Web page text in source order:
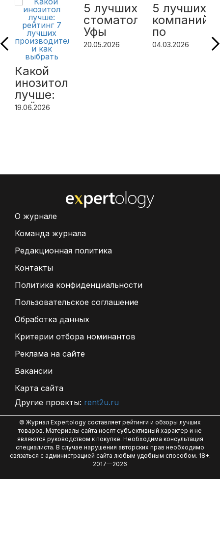
Какой
инозитол
лучше:
рейтинг
19.06.2026
5 лучших
стоматологий
Уфы
20.05.2026
5 лучших
компаний
по
04.03.2026
О журнале
Команда журнала
Редакционная политика
Контакты
Политика конфиденциальности
Пользовательское соглашение
Обработка данных
Критерии отбора номинантов
Реклама на сайте
Вакансии
Карта сайта
Другие проекты: rent2u.ru
© Журнал Expertology составляет рейтинги и обзоры лучших
товаров. Материалы сайта носят субъективный характер и не
являются руководством к покупке. Необходима консультация
специалиста. В случае нарушения авторских прав необходимо
связаться с администрацией сайта любым удобным способом. 18+.
2017—2026